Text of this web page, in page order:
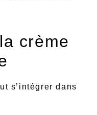
crème
s’intégrer dans